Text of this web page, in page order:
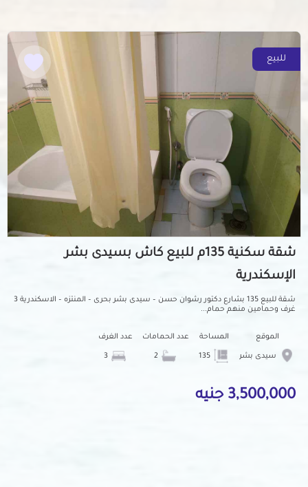
للبيع
شقة سكنية 135م للبيع كاش بسيدى بشر
الإسكندرية
شقة للبيع 135 بشارع دكتور رشوان حسن – سيدى بشر بحرى – المنتزه – الاسكندرية 3
غرف وحمامين منهم حمام...
الموقع
سيدى بشر
المساحة عدد الحمامات عدد الغرف
3,500,000 جنيه